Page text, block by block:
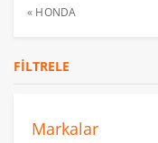
« HONDA
FILTRELE
Markalar